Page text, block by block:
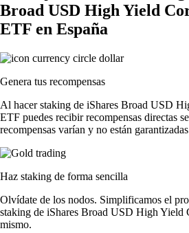
Broad USD High Yield
ETF en España
Genera tus recompensas
Al hacer staking de iShares Broad USD
ETF puedes recibir recompensas directas
recompensas varían y no están
Haz staking de forma sencilla
Olvídate de los nodos. Simplificamos el
staking de iShares Broad USD High Yield
mismo.